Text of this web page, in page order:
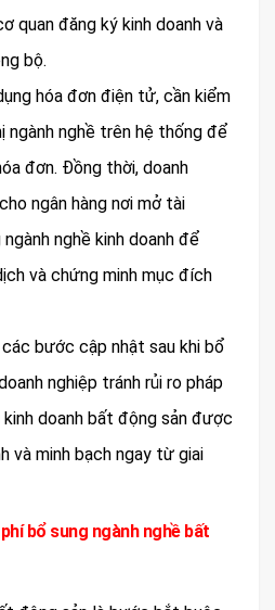
quan đăng ký kinh doanh và
bộ.
hóa đơn điện tử, cần kiểm
ngành nghề trên hệ thống để
đơn. Đồng thời, doanh
ngân hàng nơi mở tài
nghề kinh doanh để
và chứng minh mục đích
bước cập nhật sau khi bổ
nghiệp tránh rủi ro pháp
doanh bất động sản được
và minh bạch ngay từ giai
bổ sung ngành nghề bất